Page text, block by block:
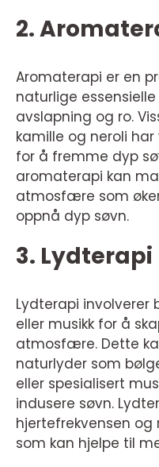
2.
Aromaterapi er en
naturlige
avslapning og ro.
kamille og neroli
for å fremme dyp
aromaterapi kan
atmosfære som
oppnå dyp søvn.
3. Lydterapi
Lydterapi involverer
eller musikk for å
atmosfære. Dette
naturlyder som
eller spesialisert
indusere søvn.
hjertefrekvensen og
som kan hjelpe til